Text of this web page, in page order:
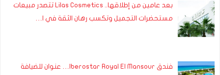
بعد عامين من إطلاقها.. Lilas Cosmetics تتصدر مبيعات
مستحضرات التجميل وتكسب رهان الثقة في ا…
فندق Iberostar Royal El Mansour… عنوان للضيافة